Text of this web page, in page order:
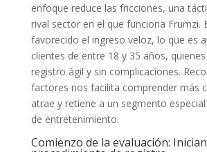
enfoque reduce las fricciones, una
rival sector en el que funciona Frumzi.
favorecido el ingreso veloz, lo que es
clientes de entre 18 y 35 años,
registro ágil y sin complicaciones.
factores nos facilita comprender más
atrae y retiene a un segmento
de entretenimiento.
Comienzo de la evaluación: